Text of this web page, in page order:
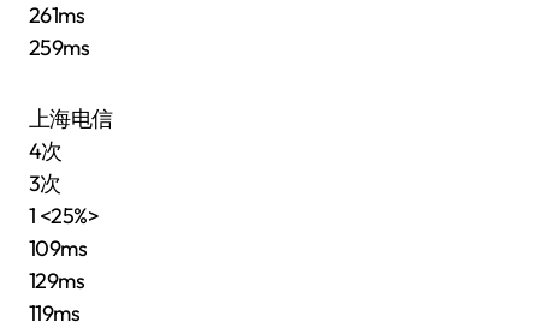
261ms
259ms
上海电信
4次
3次
1 <25%>
109ms
129ms
119ms